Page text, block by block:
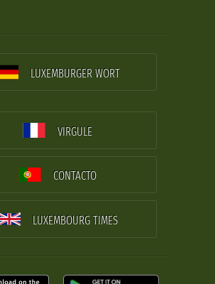
LUXEMBURGER WORT
VIRGULE
CONTACTO
LUXEMBOURG TIMES